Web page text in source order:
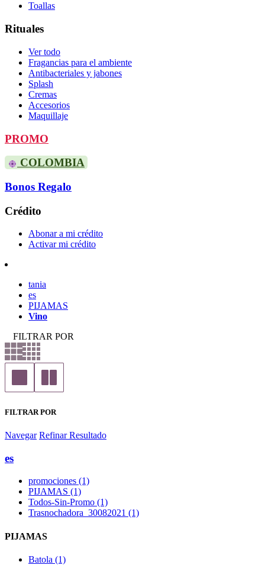
Toallas
Rituales
Ver todo
Fragancias para el ambiente
Antibacteriales y jabones
Splash
Cremas
Accesorios
Maquillaje
PROMO
COLOMBIA
Bonos Regalo
Crédito
Abonar a mi crédito
Activar mi crédito
tania
es
PIJAMAS
Vino
FILTRAR POR
FILTRAR POR
Navegar Refinar Resultado
es
promociones (1)
PIJAMAS (1)
Todos-Sin-Promo (1)
Trasnochadora_30082021 (1)
PIJAMAS
Batola (1)